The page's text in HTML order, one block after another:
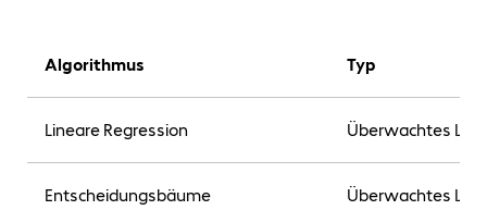
Algorithmus Typ
Lineare Regression Überwachtes
Entscheidungsbäume Überwachtes